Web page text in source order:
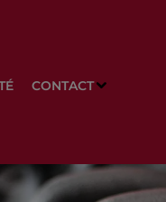
CONTACT